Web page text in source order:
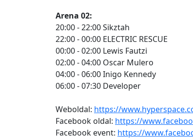
Arena 02:
20:00 - 22:00 Sikztah
22:00 - 00:00 ELECTRIC RESCUE
00:00 - 02:00 Lewis Fautzi
02:00 - 04:00 Oscar Mulero
04:00 - 06:00 Inigo Kennedy
06:00 - 07:30 Developer
Weboldal: https://
Facebook oldal: https://
Facebook event: https://